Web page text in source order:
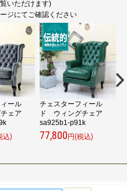
いただけます)
ジにてご確認ください
ール
ェア
込)
チェスターフィール
ド ウィングチェア
sa925b1-p91k
77,800円(税込)